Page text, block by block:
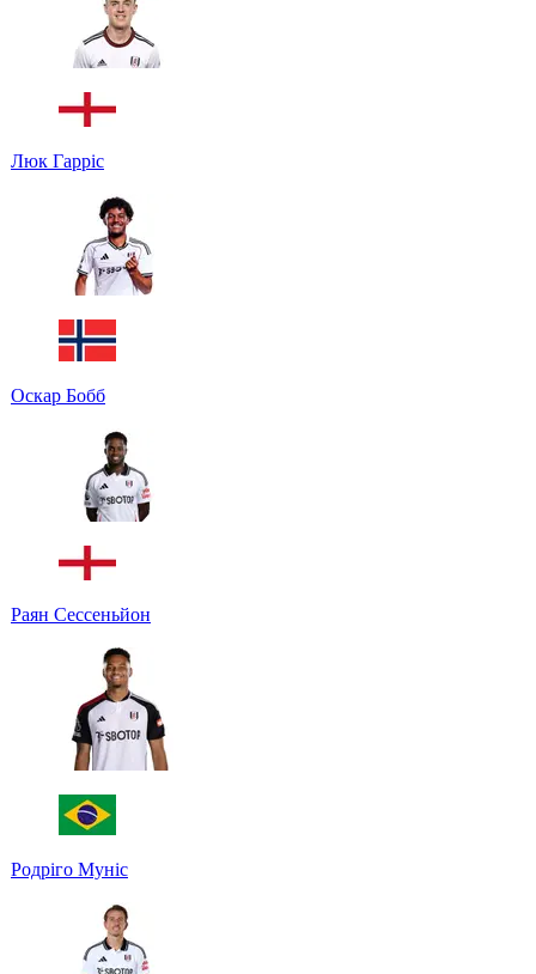
Люк Гарріс
Оскар Бобб
Раян Сессеньйон
Родріго Муніс